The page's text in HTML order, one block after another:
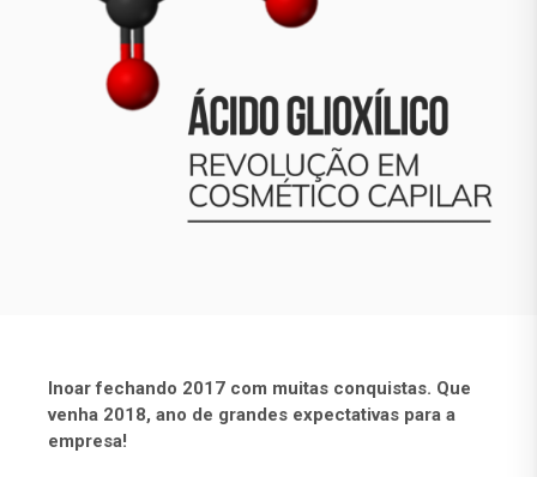
Inoar fechando 2017 com muitas conquistas. Que
venha 2018, ano de grandes expectativas para a
empresa!